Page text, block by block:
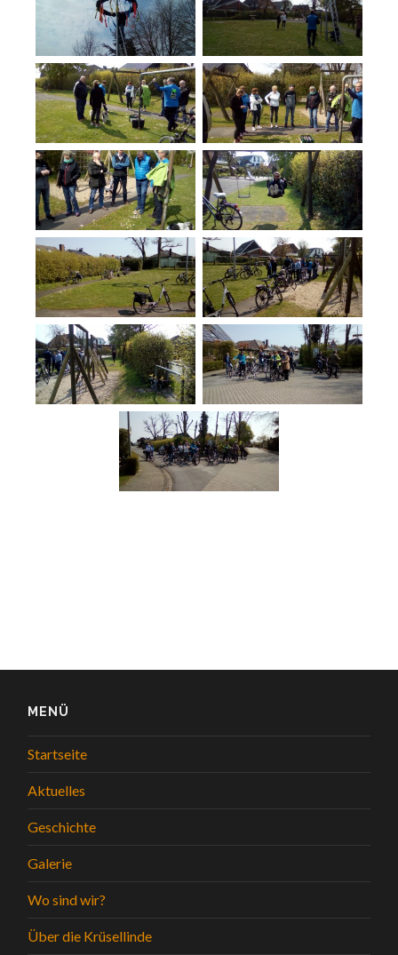
MENÜ
Startseite
Aktuelles
Geschichte
Galerie
Wo sind wir?
Über die Krüsellinde